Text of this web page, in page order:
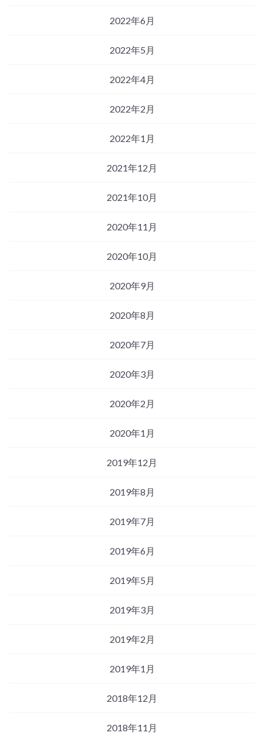
2022年6月
2022年5月
2022年4月
2022年2月
2022年1月
2021年12月
2021年10月
2020年11月
2020年10月
2020年9月
2020年8月
2020年7月
2020年3月
2020年2月
2020年1月
2019年12月
2019年8月
2019年7月
2019年6月
2019年5月
2019年3月
2019年2月
2019年1月
2018年12月
2018年11月